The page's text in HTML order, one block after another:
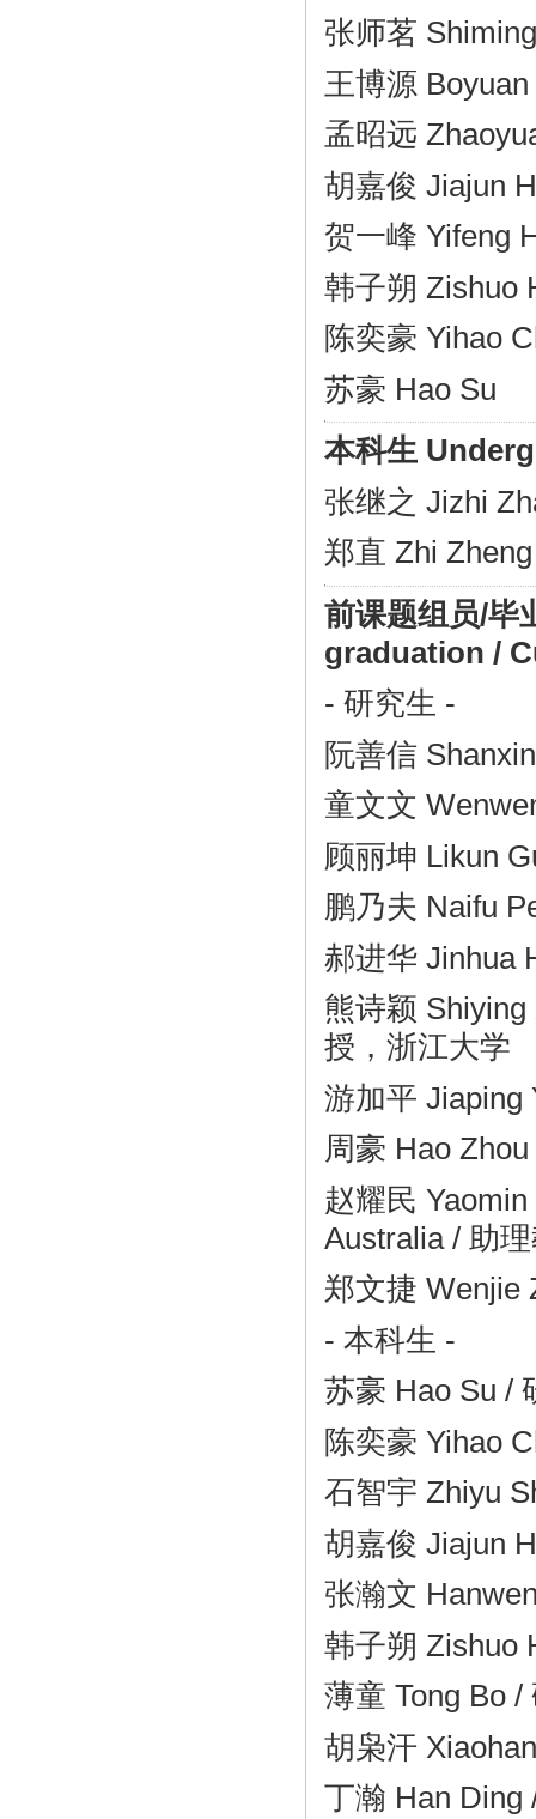
张师茗
王博源
孟昭远
胡嘉俊 Jiajun
贺一峰 Yifeng
韩子朔 Zishuo
陈奕豪 Yihao
苏豪 Hao Su
本科生
张继之 Jizhi
郑直 Zhi Zheng
前课题组员/
graduation /
- 研究生 -
阮善信
童文文
顾丽坤 Likun
鹏乃夫 Naifu
郝进华 Jinhua
熊诗颖
授，浙江大学
游加平 Jiaping
周豪 Hao
赵耀民
Australia/ 助理
郑文捷 Wenjie
- 本科生 -
苏豪 Hao Su /
陈奕豪 Yihao
石智宇 Zhiyu
胡嘉俊 Jiajun
张瀚文
韩子朔 Zishuo
薄童 Tong Bo /
胡枭汗
丁瀚 Han Ding